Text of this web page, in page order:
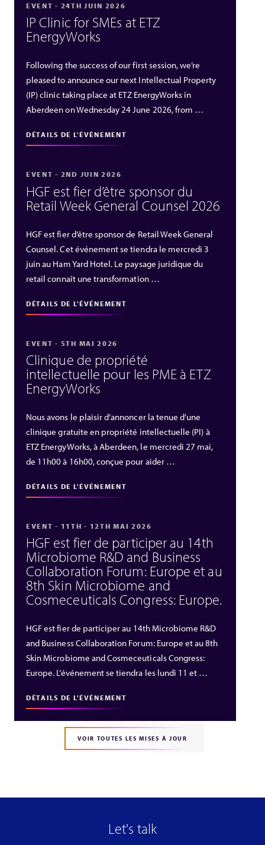
EVENT - 24TH JUIN 2026
IP Clinic for SMEs at ETZ
EnergyWorks
Following the success of our first session, we’re
pleased to announce our next Intellectual Property
(IP) clinic taking place at ETZ EnergyWorks in
Aberdeen on Wednesday 24 June 2026, from …
DÉTAILS DE L'ÉVÉNEMENT
EVENT - 2ND JUIN 2026
HGF est fier d’être sponsor du
Retail Week General Counsel 2026
HGF est fier d’être sponsor de Retail Week General
Counsel. Cet événement se tiendra le mercredi 3
juin au Ham Yard Hotel. Le paysage juridique du
retail connaît une transformation …
DÉTAILS DE L'ÉVÉNEMENT
EVENT - 5TH MAI 2026
Clinique de propriété
intellectuelle pour les PME à ETZ
EnergyWorks
Nous avons le plaisir d’annoncer la tenue d’une
clinique gratuite en propriété intellectuelle (PI) à
ETZ EnergyWorks, à Aberdeen, le mercredi 27 mai,
de 11h00 à 16h00, conçue pour aider …
DÉTAILS DE L'ÉVÉNEMENT
EVENT - 11TH - 12TH MAI 2026
HGF est fier de participer au 14th
Microbiome R&D and Business
Collaboration Forum: Europe et au
8th Skin Microbiome and
Cosmeceuticals Congress: Europe.
HGF est fier de participer au 14th Microbiome R&D
and Business Collaboration Forum: Europe et au 8th
Skin Microbiome and Cosmeceuticals Congress:
Europe. L’événement se tiendra les lundi 11 et …
DÉTAILS DE L'ÉVÉNEMENT
VOIR TOUTES LES MISES À JOUR
Let's talk